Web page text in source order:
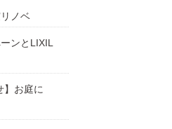
ノベ
ンとLIXIL
】お庭に